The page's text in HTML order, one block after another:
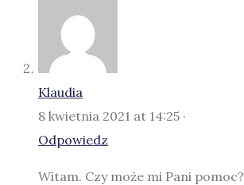
Klaudia
8 kwietnia 2021 at 14:25 ·
Odpowiedz
Witam. Czy może mi Pani pomoc?